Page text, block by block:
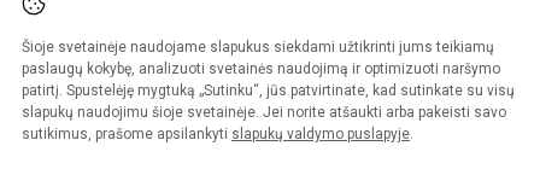
Šioje svetainėje naudojame slapukus siekdami užtikrinti jums teikiamų
paslaugų kokybę, analizuoti svetainės naudojimą ir optimizuoti naršymo
patirtį. Spustelėję mygtuką „Sutinku“, jūs patvirtinate, kad sutinkate su visų
slapukų naudojimu šioje svetainėje. Jei norite atšaukti arba pakeisti savo
sutikimus, prašome apsilankyti slapukų valdymo puslapyje.
© 2023. Jonavos Panerio pradinė mokykla. Visos teisės saugomos.
Kopijuoti turinį be raštiško įstaigos administracijos sutikimo griežtai draudžiama.
Prieinamumo paraiška Slapukų valdymas
Sumanus būdas atnaujinti